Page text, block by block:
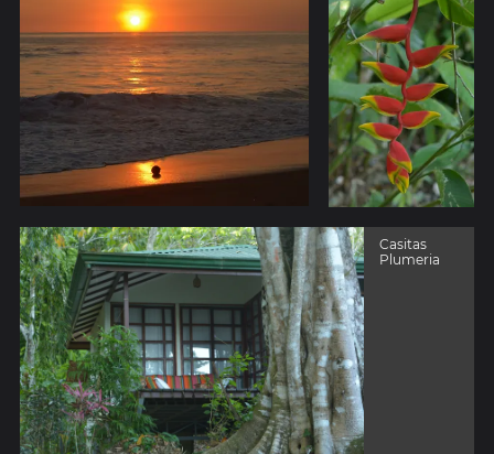
Casitas
Plumeria